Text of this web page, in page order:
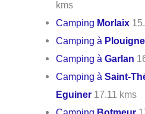
kms
Camping Morlaix
Camping à
Camping àGarlan
Camping àSaint-
Eguiner 17.11 kms